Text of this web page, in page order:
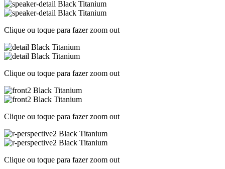
Clique ou toque para fazer zoom out
Clique ou toque para fazer zoom out
Clique ou toque para fazer zoom out
Clique ou toque para fazer zoom out